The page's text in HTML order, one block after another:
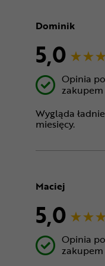
Dominik
5,0
Opinia
zakupem
Wygląda
miesięcy.
Maciej
5,0
Opinia
zakupem